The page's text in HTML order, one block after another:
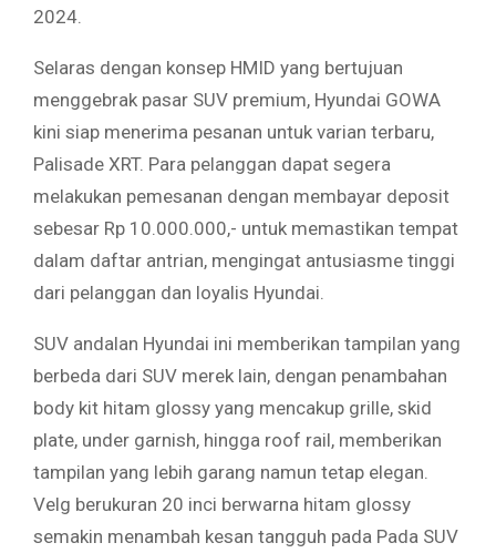
2024.
Selaras dengan konsep HMID yang bertujuan
menggebrak pasar SUV premium, Hyundai GOWA
kini siap menerima pesanan untuk varian terbaru,
Palisade XRT. Para pelanggan dapat segera
melakukan pemesanan dengan membayar deposit
sebesar Rp 10.000.000,- untuk memastikan tempat
dalam daftar antrian, mengingat antusiasme tinggi
dari pelanggan dan loyalis Hyundai.
SUV andalan Hyundai ini memberikan tampilan yang
berbeda dari SUV merek lain, dengan penambahan
body kit hitam glossy yang mencakup grille, skid
plate, under garnish, hingga roof rail, memberikan
tampilan yang lebih garang namun tetap elegan.
Velg berukuran 20 inci berwarna hitam glossy
semakin menambah kesan tangguh pada Pada SUV